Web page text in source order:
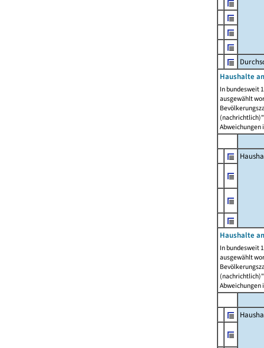
Haushalte
In bundesweit
ausgewählt
Abweichungen
Haushalte
In bundesweit
ausgewählt
Abweichungen